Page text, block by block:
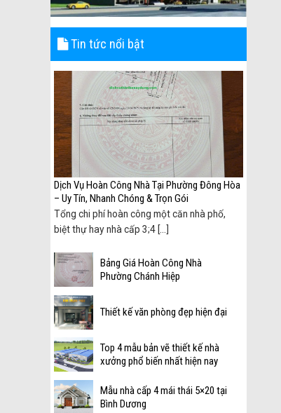
Tin tức nổi bật
Dịch Vụ Hoàn Công Nhà Tại Phường Đông Hòa
– Uy Tín, Nhanh Chóng & Trọn Gói
Tổng chi phí hoàn công một căn nhà phố,
biệt thự hay nhà cấp 3;4 [...]
Bảng Giá Hoàn Công Nhà
Phường Chánh Hiệp
Thiết kế văn phòng đẹp hiện đại
Top 4 mẫu bản vẽ thiết kế nhà
xưởng phổ biến nhất hiện nay
Mẫu nhà cấp 4 mái thái 5×20 tại
Bình Dương